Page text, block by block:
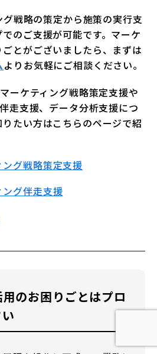
戦略の策定から施策の実行支
のご支援が可能です。マーケ
とがございましたら、まずは
よりお気軽にご相談ください。
ーケティング戦略策定支援や
走支援、データ分析支援につ
たい方はこちらのページで紹
グ戦略策定支援
グ伴走支援
のお困りごとはプロ